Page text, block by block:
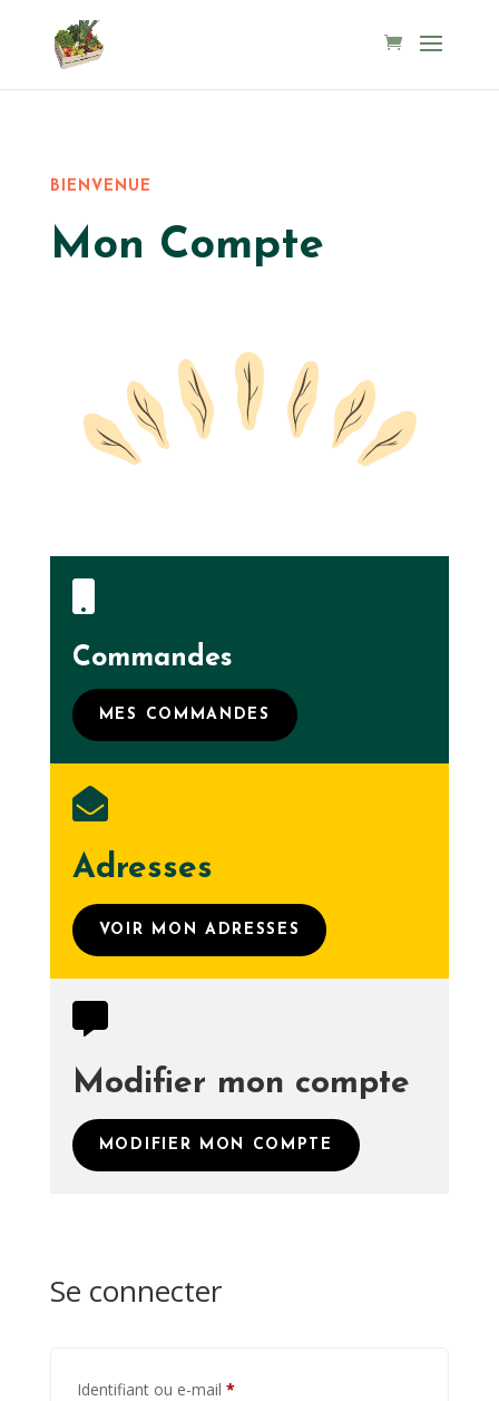
BIENVENUE
Mon Compte
Commandes
MES COMMANDES

Adresses
VOIR MON ADRESSES

Modifier mon compte
MODIFIER MON COMPTE
Se connecter
Identifiant ou e-mail *Obligatoire